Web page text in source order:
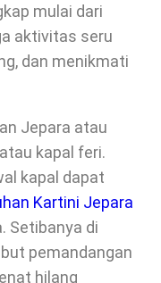
mulai dari
aktivitas seru
dan menikmati
Jepara atau
kapal feri.
kapal dapat
Kartini Jepara
Setibanya di
pemandangan
hilang